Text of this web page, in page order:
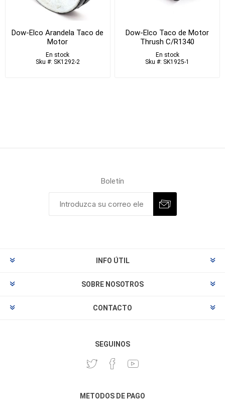
Dow-Elco Arandela Taco de
Motor
En stock
Sku #: SK1292-2
Dow-Elco Taco de Motor
Thrush C/R1340
En stock
Sku #: SK1925-1
Boletín
INFO ÚTIL
SOBRE NOSOTROS
CONTACTO
SEGUINOS
METODOS DE PAGO